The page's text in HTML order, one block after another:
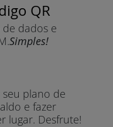
QR
dados e
Simples!
plano de
e fazer
lugar. Desfrute!